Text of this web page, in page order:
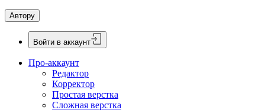
Автору
Войти в аккаунт
Про-аккаунт
Редактор
Корректор
Простая верстка
Сложная верстка